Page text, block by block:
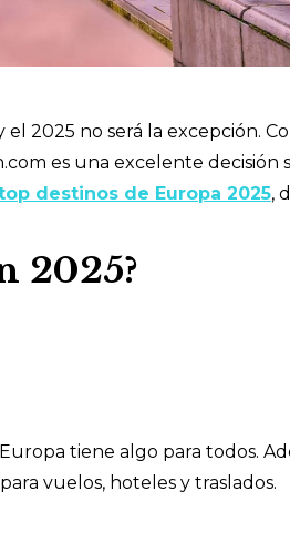
2025 no será la excepción.
es una excelente decisión
destinos de Europa 2025,
2025?
tiene algo para todos.
vuelos, hoteles y traslados.